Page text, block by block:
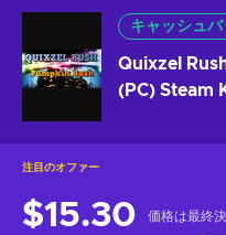
キャッシュバ
Quixzel
(PC) Steam
注目のオファー
$15.30 価格は最終